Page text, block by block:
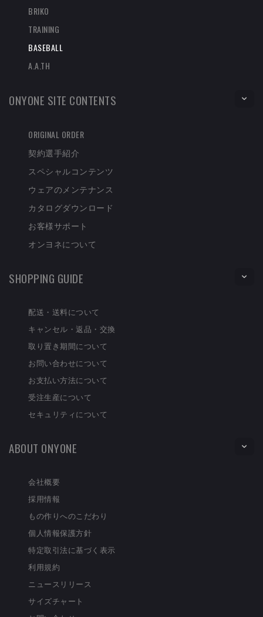
BRIKO
TRAINING
BASEBALL
A.A.TH
ONYONE SITE CONTENTS
ORIGINAL ORDER
契約選手紹介
スペシャルコンテンツ
ウェアのメンテナンス
カタログダウンロード
お客様サポート
オンヨネについて
SHOPPING GUIDE
配送・送料について
キャンセル・返品・交換
取り置き期間について
お問い合わせについて
お支払い方法について
受注生産について
セキュリティについて
ABOUT ONYONE
会社概要
採用情報
もの作りへのこだわり
個人情報保護方針
特定取引法に基づく表示
利用規約
ニュースリリース
サイズチャート